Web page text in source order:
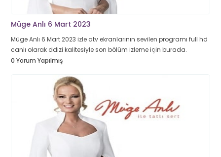
Müge Anlı 6 Mart 2023
Müge Anlı 6 Mart 2023 izle atv ekranlarının sevilen programı full hd
canlı olarak ddizi kalitesiyle son bölüm izleme için burada.
0 Yorum Yapılmış